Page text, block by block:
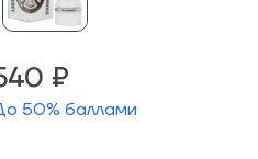
₽
50% баллами